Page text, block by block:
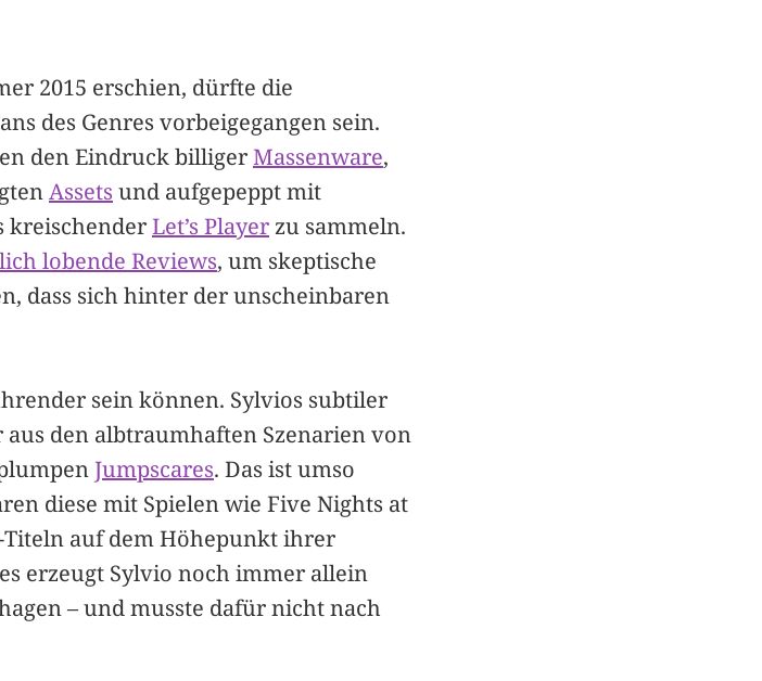
2015 erschien, dürfte die
des Genres vorbeigegangen sein.
den Eindruck billigerMassenware,
Assets und aufgepeppt mit
kreischenderLet’s Playerzu sammeln.
lobende Reviews, um skeptische
dass sich hinter der unscheinbaren
sein können. Sylvios subtiler
den albtraumhaften Szenarien von
Jumpscares. Das ist umso
diese mit Spielen wie Five Nights at
auf dem Höhepunkt ihrer
erzeugt Sylvio noch immer allein
– und musste dafür nicht nach